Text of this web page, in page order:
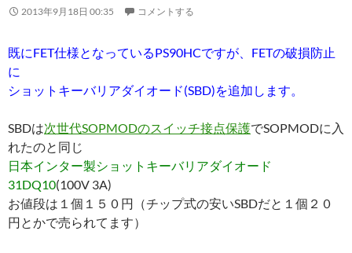
既にFET仕様となっているPS90HCですが、FETの破損防止
ショットキーバリアダイオード(SBD)を追加します。
SBDは 次世代SOPMODのスイッチ接点保護でSOPMODに入
日本インター製ショットキーバリアダイオード
31DQ10 (100V 3A)
お値段は１個１５０円（チップ式の安いSBDだと１個２０
円とかで売られてます）
接続方法も全く同じでモーターのプラスとマイナスに繋ぐ